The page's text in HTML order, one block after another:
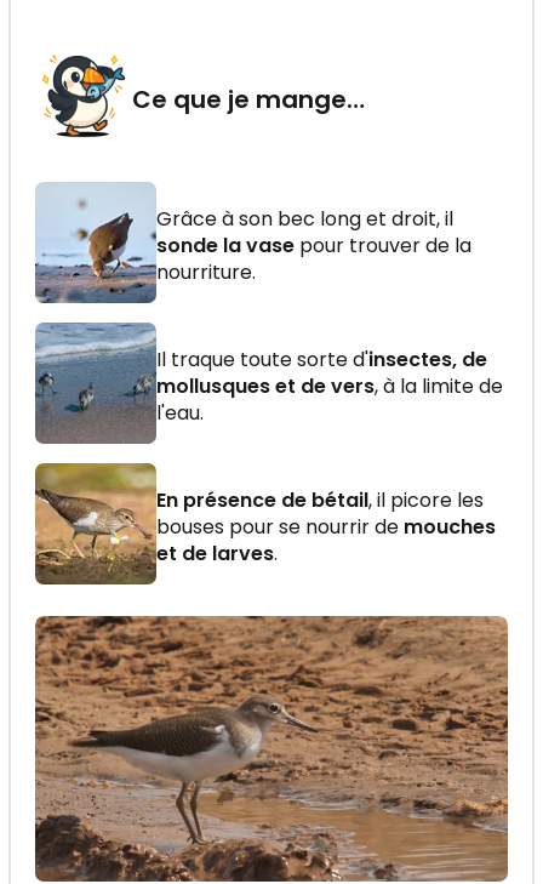
Ce que je mange…
Grâce à son bec long et droit, il
sonde la vase pour trouver de la
nourriture.
Il traque toute sorte d'insectes, de
mollusques et de vers, à la limite de
l'eau.
En présence de bétail, il picore les
bouses pour se nourrir de mouches
et de larves.